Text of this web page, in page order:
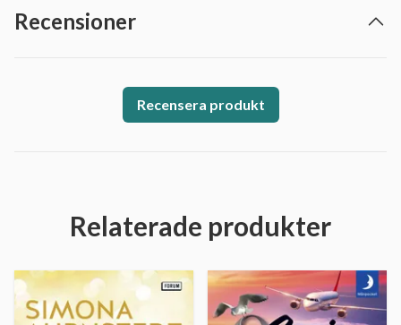
Recensioner
Recensera produkt
Relaterade produkter